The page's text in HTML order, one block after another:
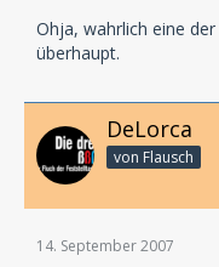
Ohja, wahrlich eine
überhaupt.
DeLorca
von Flausch
14. September 2007